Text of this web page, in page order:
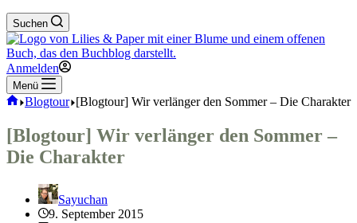
Suchen
Anmelden
Menü
Start
Blogtour [Blogtour] Wir verlänger den Sommer – Die Charakter
[Blogtour] Wir verlänger den Sommer –
Die Charakter
Sayuchan
9. September 2015